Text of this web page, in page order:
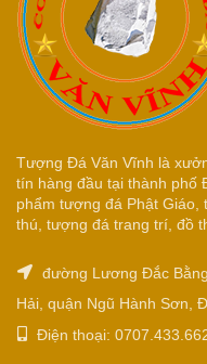
Tượng Đá Văn Vĩnh là
tín hàng đầu tại thành phố
phẩm tượng đá Phật
thú, tượng đá trang trí, đồ
đường Lương Đắc
Hải, quận Ngũ Hành Sơn,
Điện thoại: